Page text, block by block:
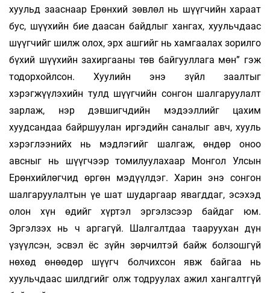
хуульд зааснаар Ерөнхий зөвлөл нь шүүгчийн хараат
бус, шүүхийн бие даасан байдлыг хангах, хуульчдаас
шүүгчийг шилж олох, эрх ашгийг нь хамгаалах зорилго
бүхий шүүхийн захиргааны төв байгууллага мөн” гэж
тодорхойлсон. Хуулийн энэ зүйл заалтыг
хэрэгжүүлэхийн тулд шүүгчийн сонгон шалгаруулалт
зарлаж, нэр дэвшигчдийн мэдээллийг цахим
хуудсандаа байршуулан иргэдийн саналыг авч, хууль
хэрэглээнийх нь мэдлэгийг шалгаж, өндөр оноо
авсныг нь шүүгчээр томилуулахаар Монгол Улсын
Ерөнхийлөгчид өргөн мэдүүлдэг. Харин энэ сонгон
шалгаруулалтын үе шат шударгаар явагддаг, эсэхэд
олон хүн өдийг хүртэл эргэлзсээр байдаг юм.
Эргэлзэх нь ч аргагүй. Шалгалтдаа тааруухан дүн
үзүүлсэн, эсвэл ёс зүйн зөрчилтэй байж болзошгүй
нөхөд өнөөдөр шүүгч болчихсон явж байгаа нь
хуульчдаас шилдгийг олж тодруулах ажил хангалтгүй